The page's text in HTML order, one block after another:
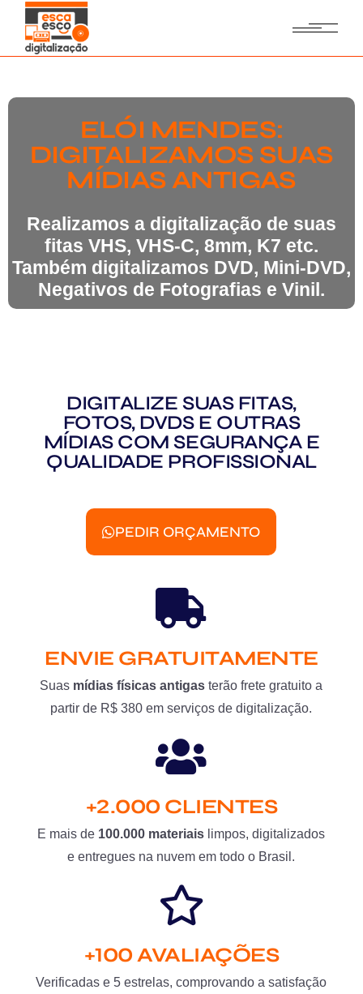
ELÓI MENDES:
DIGITALIZAMOS SUAS
MÍDIAS ANTIGAS
Realizamos a digitalização de suas
fitas VHS, VHS-C, 8mm, K7 etc.
Também digitalizamos DVD, Mini-DVD,
Negativos de Fotografias e Vinil.
DIGITALIZE SUAS FITAS,
FOTOS, DVDS E OUTRAS
MÍDIAS COM SEGURANÇA E
QUALIDADE PROFISSIONAL
PEDIR ORÇAMENTO
ENVIE GRATUITAMENTE
Suas mídias físicas antigas terão frete gratuito a
partir de R$ 380 em serviços de digitalização.
+2.000 CLIENTES
E mais de 100.000 materiais limpos, digitalizados
e entregues na nuvem em todo o Brasil.
+100 AVALIAÇÕES
Verificadas e 5 estrelas, comprovando a satisfação